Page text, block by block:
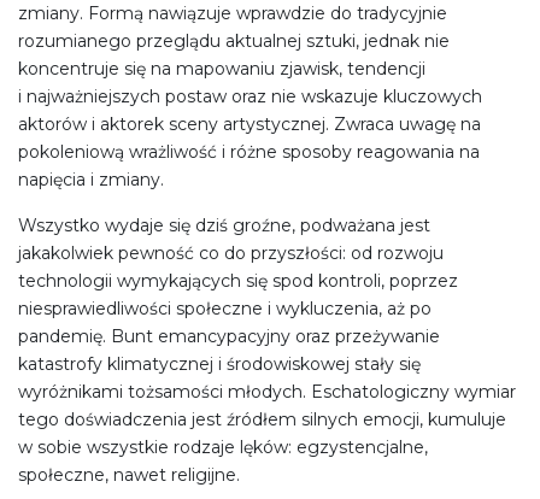
zmiany. Formą nawiązuje wprawdzie do tradycyjnie
rozumianego przeglądu aktualnej sztuki, jednak nie
koncentruje się na mapowaniu zjawisk, tendencji
i najważniejszych postaw oraz nie wskazuje kluczowych
aktorów i aktorek sceny artystycznej. Zwraca uwagę na
pokoleniową wrażliwość i różne sposoby reagowania na
napięcia i zmiany.
Wszystko wydaje się dziś groźne, podważana jest
jakakolwiek pewność co do przyszłości: od rozwoju
technologii wymykających się spod kontroli, poprzez
niesprawiedliwości społeczne i wykluczenia, aż po
pandemię. Bunt emancypacyjny oraz przeżywanie
katastrofy klimatycznej i środowiskowej stały się
wyróżnikami tożsamości młodych. Eschatologiczny wymiar
tego doświadczenia jest źródłem silnych emocji, kumuluje
w sobie wszystkie rodzaje lęków: egzystencjalne,
społeczne, nawet religijne.